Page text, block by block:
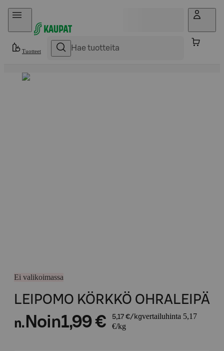
Hyppää sisältöön
Tuotteet
Ei valikoimassa
LEIPOMO KÖRKKÖ OHRALEIPÄ
n. Noin1,99 € 5,17 €/kgvertailuhinta 5,17
€/kg